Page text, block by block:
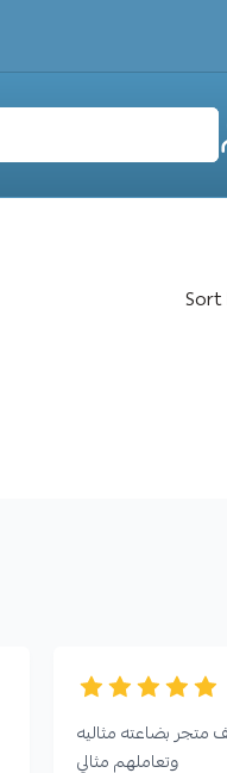
Sort
متجر بضاعته مثاليه
وتعاملهم مثالي